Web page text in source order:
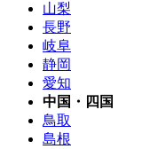
山梨
長野
岐阜
静岡
愛知
中国・四国
鳥取
島根